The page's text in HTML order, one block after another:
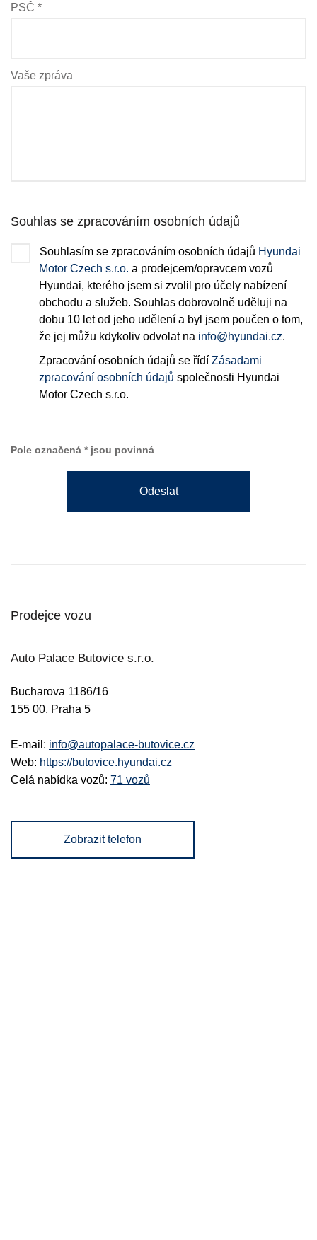
PSČ *
Vaše zpráva
Souhlas se zpracováním osobních údajů
Souhlasím se zpracováním osobních údajů Hyundai
Motor Czech s.r.o. a prodejcem/opravcem vozů
Hyundai, kterého jsem si zvolil pro účely nabízení
obchodu a služeb. Souhlas dobrovolně uděluji na
dobu 10 let od jeho udělení a byl jsem poučen o tom,
že jej můžu kdykoliv odvolat na info@hyundai.cz.
Zpracování osobních údajů se řídí Zásadami
zpracování osobních údajů společnosti Hyundai
Motor Czech s.r.o.
Pole označená * jsou povinná
Odeslat
Prodejce vozu
Auto Palace Butovice s.r.o.
Bucharova 1186/16
155 00, Praha 5
E-mail: info@autopalace-butovice.cz
Web: https://butovice.hyundai.cz
Celá nabídka vozů: 71 vozů
Zobrazit telefon